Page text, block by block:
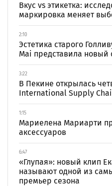
Вкус vs этикетка:
маркировка меняет
2:10
Эстетика старого
Mai представила новый
3:22
В Пекине открылась
International Supply
1:15
Мариелена Мариарти
аксессуаров
6:47
«Глупая»: новый клип
называют одной из
премьер сезона